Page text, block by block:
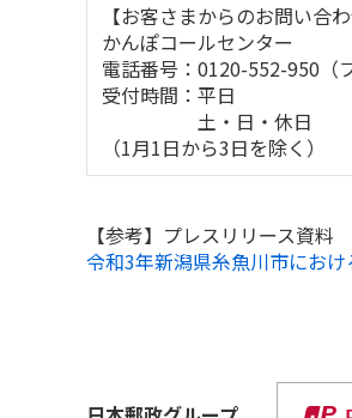
【お客さまからのお問い合わ
かんぽコールセンター
電話番号：0120-552-950（
受付時間：平日
土・日・休日
（1月1日から3日を除く）
【参考】プレスリリース資料
令和3年新潟県糸魚川市にお